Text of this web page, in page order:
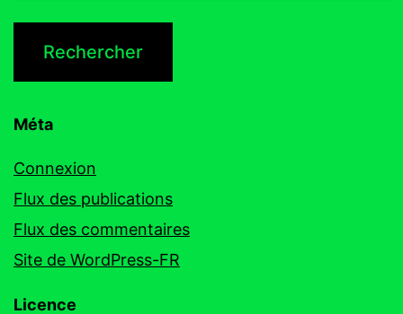
Méta
Connexion
Flux des publications
Flux des commentaires
Site de WordPress-FR
Licence